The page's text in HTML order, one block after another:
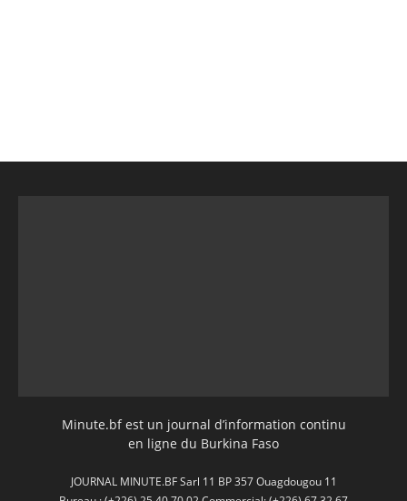
Minute.bf est un journal d’information continu
en ligne du Burkina Faso
JOURNAL MINUTE.BF Sarl 11 BP 357 Ouagdougou 11